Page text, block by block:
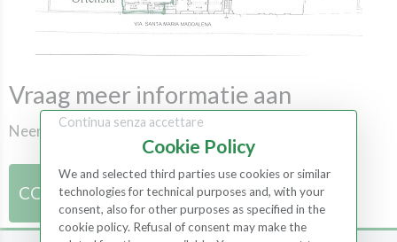
Vraag meer informatie aan
Neem contact op met onze medewerkers
CONTACTEN
Continua senza accettare
Cookie Policy
We and selected third parties use cookies or similar
technologies for technical purposes and, with your
consent, also for other purposes as specified in the
cookie policy. Refusal of consent may make the